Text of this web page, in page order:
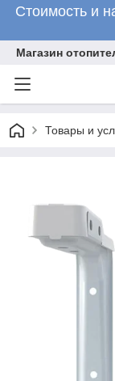
Стоимость и
Магазин
Товары и